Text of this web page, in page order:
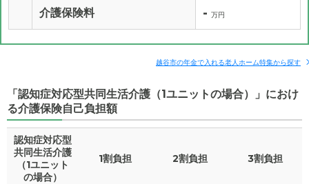
介護保険料 - 万円
越谷市の年金で入れる老人ホーム特集から探す
「認知症対応型共同生活介護（1ユニットの場合）」におけ
る介護保険自己負担額
認知症対応型
共同生活介護
（1ユニット
の場合）
1割負担 2割負担 3割負担